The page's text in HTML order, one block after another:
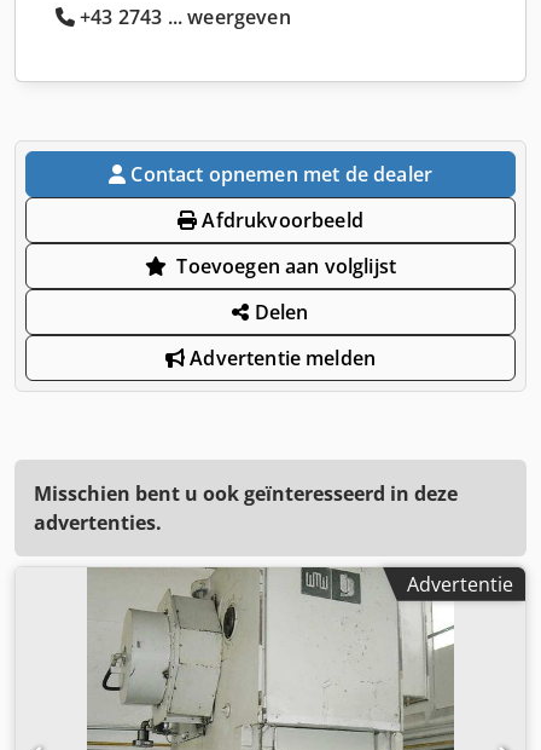
+43 2743 ... weergeven
Contact opnemen met de dealer
Afdrukvoorbeeld
Toevoegen aan volglijst
Delen
Advertentie melden
Misschien bent u ook geïnteresseerd in deze
advertenties.
Advertentie